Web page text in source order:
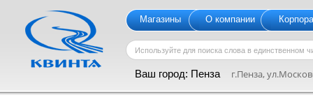
Магазины О компании
Ваш город: Пенза г.Пенза,